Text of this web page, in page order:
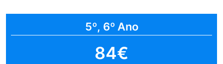
5º, 6º Ano
84€